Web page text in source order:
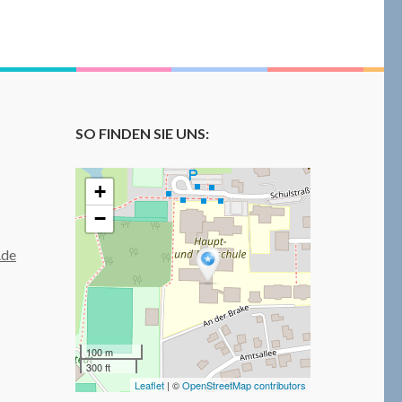
SO FINDEN SIE UNS:
+
−
100 m
300 ft
Leaflet | ©OpenStreetMap contributors